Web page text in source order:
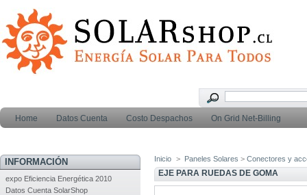
Home Datos Cuenta Costo Despachos On Grid Net-Billing
INFORMACIÓN
expo Eficiencia Energética 2010
Datos Cuenta SolarShop
Inicio > Paneles Solares >Conectores y
EJE PARA RUEDAS DE GOMA